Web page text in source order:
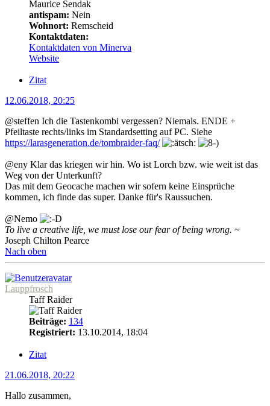
Maurice Sendak
antispam: Nein
Wohnort: Remscheid
Kontaktdaten:
Kontaktdaten von Minerva
Website
Zitat
12.06.2018, 20:25
@steffen Ich die Tastenkombi vergessen? Niemals. ENDE +
Pfeiltaste rechts/links im Standardsetting auf PC. Siehe
https://larasgeneration.de/tombraider-faq/
@eny Klar das kriegen wir hin. Wo ist Lorch bzw. wie weit ist das
Weg von der Unterkunft?
Das mit dem Geocache machen wir sofern keine Einsprüche
kommen, ich finde das super. Danke für's Raussuchen.
@Nemo
To live a creative life, we must lose our fear of being wrong. ~
Joseph Chilton Pearce
Nach oben
Lauppfrosch
Taff Raider
Beiträge: 134
Registriert: 13.10.2014, 18:04
Zitat
21.06.2018, 20:22
Hallo zusammen,